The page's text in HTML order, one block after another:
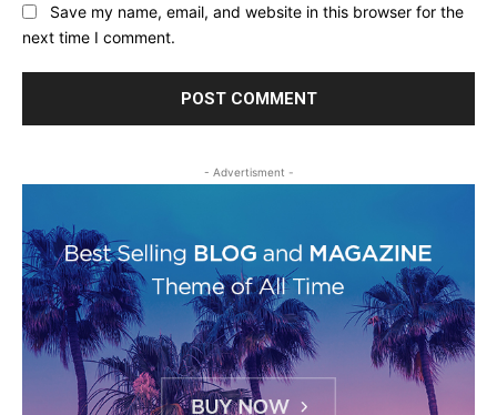
Save my name, email, and website in this browser for the
next time I comment.
- Advertisment -